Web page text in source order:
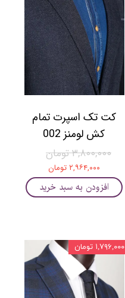
کت تک اسپرت تمام
کش لومنز 002
۳,۸۰۰,۰۰۰ تومان
۲,۹۶۴,۰۰۰ تومان
افزودن به سبد خرید
۱,۷۹۶,۰۰۰ تومان